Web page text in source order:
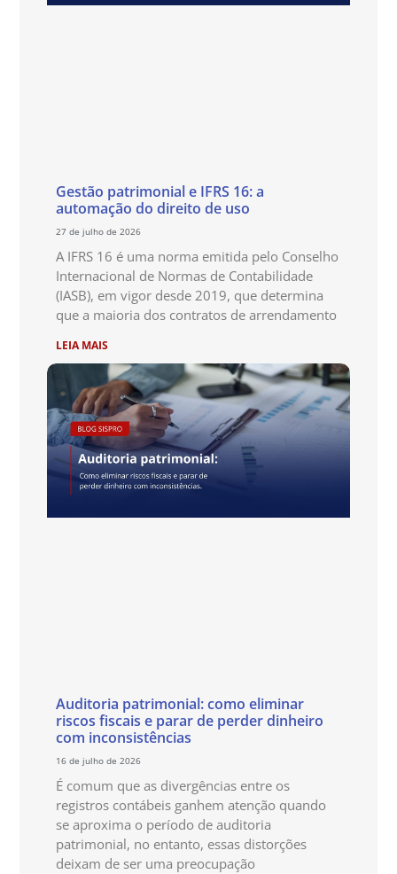
Gestão patrimonial e IFRS 16: a
automação do direito de uso
27 de julho de 2026
A IFRS 16 é uma norma emitida pelo Conselho
Internacional de Normas de Contabilidade
(IASB), em vigor desde 2019, que determina
que a maioria dos contratos de arrendamento
LEIA MAIS
Auditoria patrimonial: como eliminar
riscos fiscais e parar de perder dinheiro
com inconsistências
16 de julho de 2026
É comum que as divergências entre os
registros contábeis ganhem atenção quando
se aproxima o período de auditoria
patrimonial, no entanto, essas distorções
deixam de ser uma preocupação